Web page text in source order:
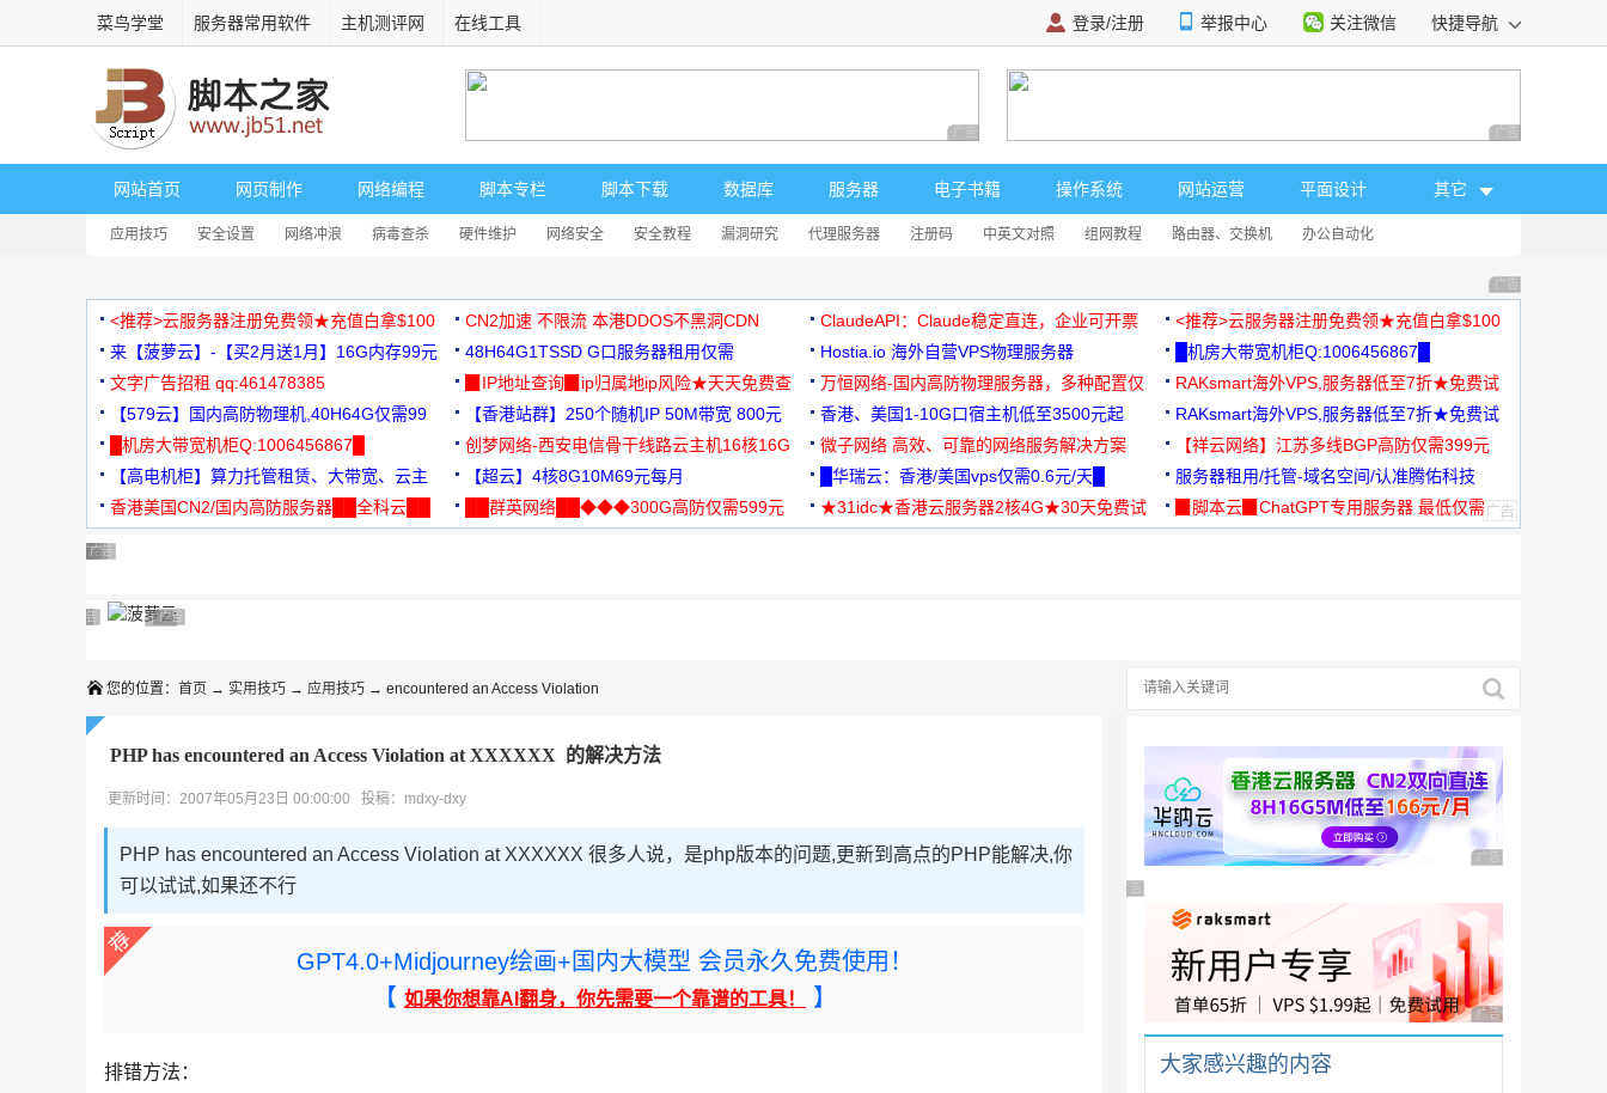
菜鸟学堂 服务器常用软件 主机测评网 在线工具 登录/注册 举报中心 关注微信 快捷导航
广告 商业广告，理性选择 广告 商业广告，理
网站首页 网页制作 网络编程 脚本专栏 脚本下载 数据库 服务器 电子书籍 操作系统 网站运营 平面设计 其它
应用技巧 安全设置 网络冲浪 病毒查杀 硬件维护 网络安全 安全教程 漏洞研究 代理服务器 注册码 中英文对照 组网教程 路由器、交换机 办公自动化
广告 商业广告，理
<推荐>云服务器注册免费领★充值白拿$100 CN2加速 不限流 本港DDOS不黑洞CDN ClaudeAPI：Claude稳定直连，企业可开票
<推荐>云服务器注册免费领★充值白拿$100
来【菠萝云】-【买2月送1月】16G内存99元
48H64G1TSSD G口服务器租用仅需
3000+可免费测试
Hostia.io 海外自营VPS物理服务器
█机房大带宽机柜Q:1006456867█
文字广告招租 qq:461478385
▉IP地址查询▉ip归属地ip风险★天天免费查
万恒网络-国内高防物理服务器，多种配置仅
99元/月起
RAKsmart海外VPS,服务器低至7折★免费试
用★
【579云】国内高防物理机,40H64G仅需99
元
【香港站群】250个随机IP 50M带宽 800元 香港、美国1-10G口宿主机低至3500元起
RAKsmart海外VPS,服务器低至7折★免费试
用★
█机房大带宽机柜Q:1006456867█
创梦网络-西安电信骨干线路云主机16核16G
88元/月
微子网络 高效、可靠的网络服务解决方案
【祥云网络】江苏多线BGP高防仅需399元
【高电机柜】算力托管租赁、大带宽、云主
机
【超云】4核8G10M69元每月 █华瑞云：香港/美国vps仅需0.6元/天█
服务器租用/托管-域名空间/认准腾佑科技
香港美国CN2/国内高防服务器██全科云██
██群英网络██◆◆◆300G高防仅需599元
★31idc★香港云服务器2核4G★30天免费试
▉脚本云▉ChatGPT专用服务器 最低仅需
广告 商业广告，理性选择
广告 商业广告，理性选择
广告 商业广告，理性选择
广告 商业广告，理性选择
广告 商业广告，理性选择
广告 商业广告，理性选择
广告 商业广告，理性选择
广告 商业广告，理性选择广告 商业广告，理性选择
广告 商业广告，理性选择
您的位置： 首页 → 实用技巧 → 应用技巧 → encountered an Access Violation
PHP has encountered an Access Violation at XXXXXX 的解决方法
更新时间：2007年05月23日 00:00:00 投稿：mdxy-dxy
PHP has encountered an Access Violation at XXXXXX 很多人说，是php版本的问题,更新到高点的PHP能解决,你
可以试试,如果还不行
GPT4.0+Midjourney绘画+国内大模型 会员永久免费使用！
【 如果你想靠AI翻身，你先需要一个靠谱的工具！ 】
排错方法：
广告 商业广告，理性
广告 商业广告，理性选择
广告 商业广告，理性
大家感兴趣的内容